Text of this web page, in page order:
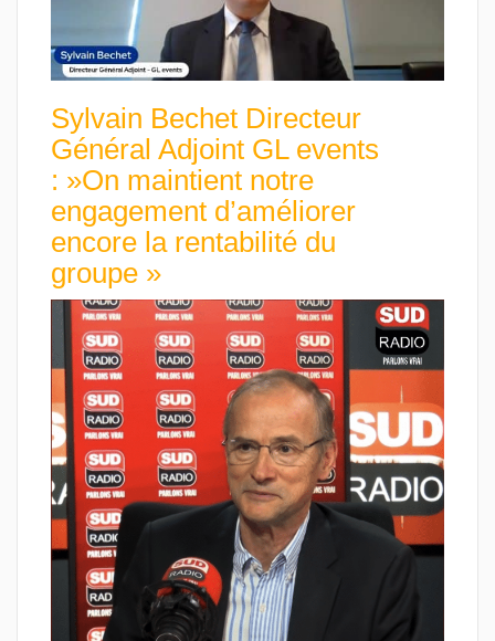
Sylvain Bechet Directeur
Général Adjoint GL events
: »On maintient notre
engagement d’améliorer
encore la rentabilité du
groupe »